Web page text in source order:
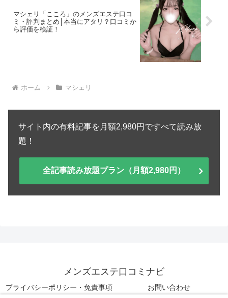
マシェリ「こころ」のメンズエステ口コ
ミ・評判まとめ│本当にアタリ？口コミか
ら評価を検証！
ホーム マシェリ
サイト内の有料記事を月額2,980円ですべて読み放
題！
全記事読み放題プラン（月額2,980円）
メンズエステ口コミナビ
プライバシーポリシー・免責事項 お問い合わせ